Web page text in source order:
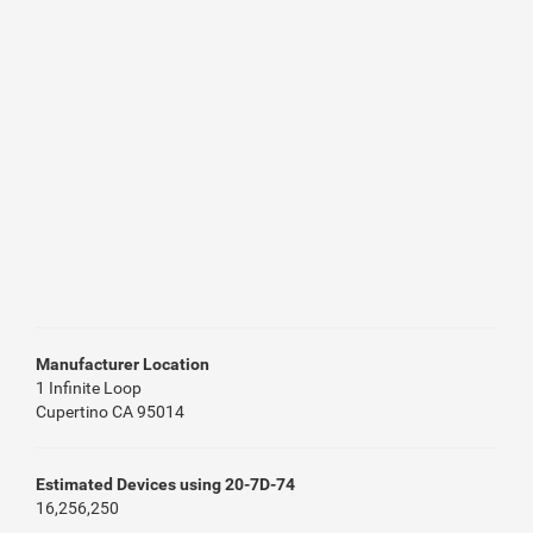
Manufacturer Location
1 Infinite Loop
Cupertino CA 95014
Estimated Devices using 20-7D-74
16,256,250